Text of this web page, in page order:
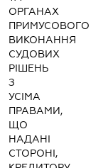
ОРГАНАХ
ПРИМУСОВОГО
ВИКОНАННЯ
СУДОВИХ
РІШЕНЬ
З
УСІМА
ПРАВАМИ,
ЩО
НАДАНІ
СТОРОНІ,